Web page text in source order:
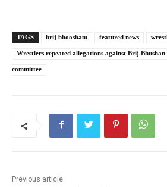
TAGS brij bhoosham featured news
Wrestlers repeated allegations against Brij
committee
Previous article